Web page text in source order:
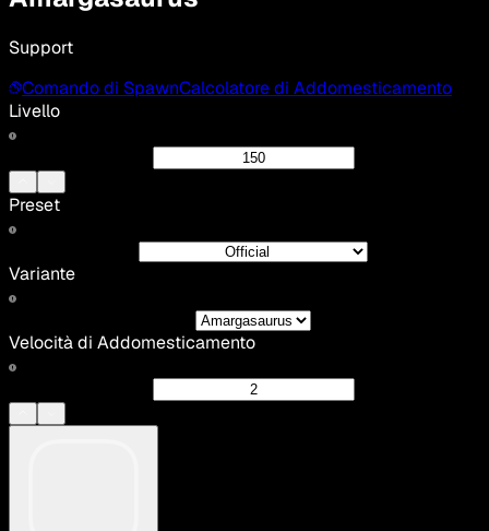
Support
Comando di SpawnCalcolatore di Addomesticamento
Livello
Preset
Variante
Velocità di Addomesticamento